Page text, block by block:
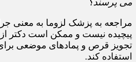
مراجعه به پزشک لزوما به معنی
پیچیده نیست و ممکن است دکتر
تجویز قرص و پمادهای موضعی
استفاده کند.​​​​​​​